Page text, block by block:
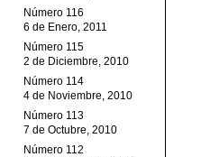
Número 116
6 de Enero, 2011
Número 115
2 de Diciembre, 2010
Número 114
4 de Noviembre, 2010
Número 113
7 de Octubre, 2010
Número 112